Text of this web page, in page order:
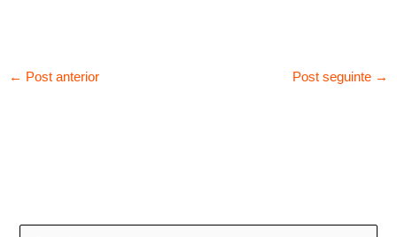
← Post anterior Post seguinte →